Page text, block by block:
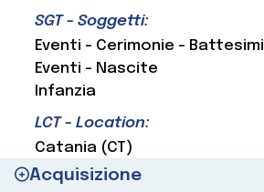
SGT - Soggetti:
Eventi - Cerimonie - Battesimi
Eventi - Nascite
Infanzia
LCT - Location:
Catania (CT)
Acquisizione